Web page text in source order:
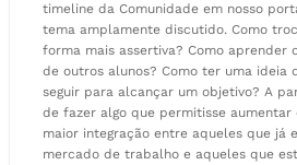
timeline da Comunidade em nosso
tema amplamente discutido. Como
forma mais assertiva? Como aprender
de outros alunos? Como ter uma ideia
seguir para alcançar um objetivo? A
de fazer algo que permitisse
maior integração entre aqueles que já
mercado de trabalho e aqueles que